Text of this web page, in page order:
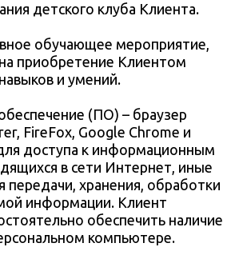
детского клуба Клиента.
обучающее мероприятие,
приобретение Клиентом
и умений.
(ПО) – браузер
FireFox, Google Chrome и
доступа к информационным
в сети Интернет, иные
передачи, хранения, обработки
информации. Клиент
обеспечить наличие
компьютере.